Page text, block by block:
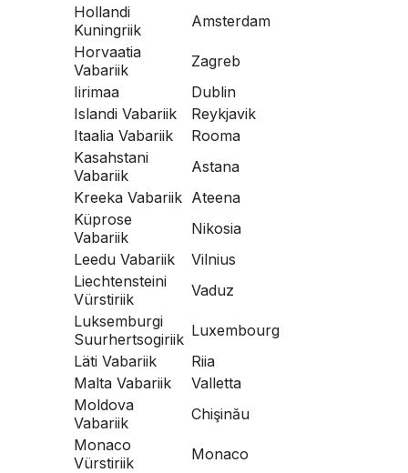
Hollandi
Kuningriik
Amsterdam
Horvaatia
Vabariik
Zagreb
Iirimaa
Dublin
Islandi Vabariik
Reykjavik
Itaalia Vabariik
Rooma
Kasahstani
Vabariik
Astana
Kreeka Vabariik Ateena
Küprose
Vabariik
Nikosia
Leedu Vabariik
Vilnius
Liechtensteini
Vürstiriik
Vaduz
Luksemburgi
Suurhertsogiriik Luxembourg
Läti Vabariik
Riia
Malta Vabariik
Valletta
Moldova
Vabariik
Chişinău
Monaco
Vürstiriik
Monaco